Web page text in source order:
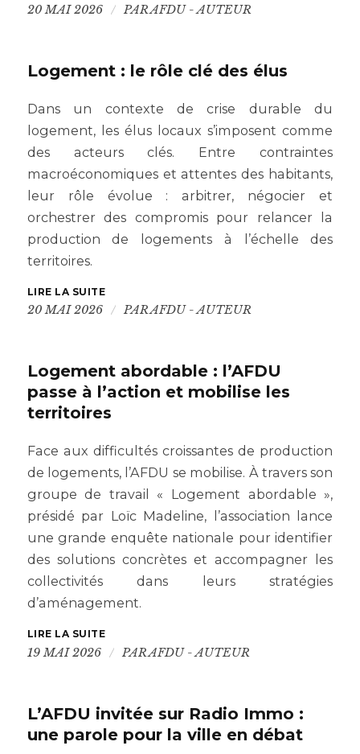
20 MAI 2026 / PARAFDU - AUTEUR
Logement : le rôle clé des élus
Dans un contexte de crise durable du
logement, les élus locaux s’imposent comme
des acteurs clés. Entre contraintes
macroéconomiques et attentes des habitants,
leur rôle évolue : arbitrer, négocier et
orchestrer des compromis pour relancer la
production de logements à l’échelle des
territoires.
LIRE LA SUITE
20 MAI 2026 / PARAFDU - AUTEUR
Logement abordable : l’AFDU
passe à l’action et mobilise les
territoires
Face aux difficultés croissantes de production
de logements, l’AFDU se mobilise. À travers son
groupe de travail « Logement abordable »,
présidé par Loïc Madeline, l’association lance
une grande enquête nationale pour identifier
des solutions concrètes et accompagner les
collectivités dans leurs stratégies
d’aménagement.
LIRE LA SUITE
19 MAI 2026 / PARAFDU - AUTEUR
L’AFDU invitée sur Radio Immo :
une parole pour la ville en débat